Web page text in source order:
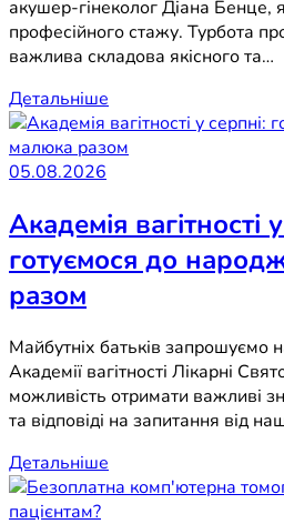
акушер-гінеколог Діана Бенце,
професійного стажу. Турбота
важлива складова якісного та…
Детальніше
05.08.2026
Академія вагітності
готуємося до
разом
Майбутніх батьків запрошуємо
Академії вагітності Лікарні
можливість отримати важливі
та відповіді на запитання від
Детальніше